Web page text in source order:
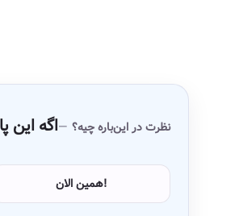
نظرت در این‌باره چیه؟ اگه
همین الان!